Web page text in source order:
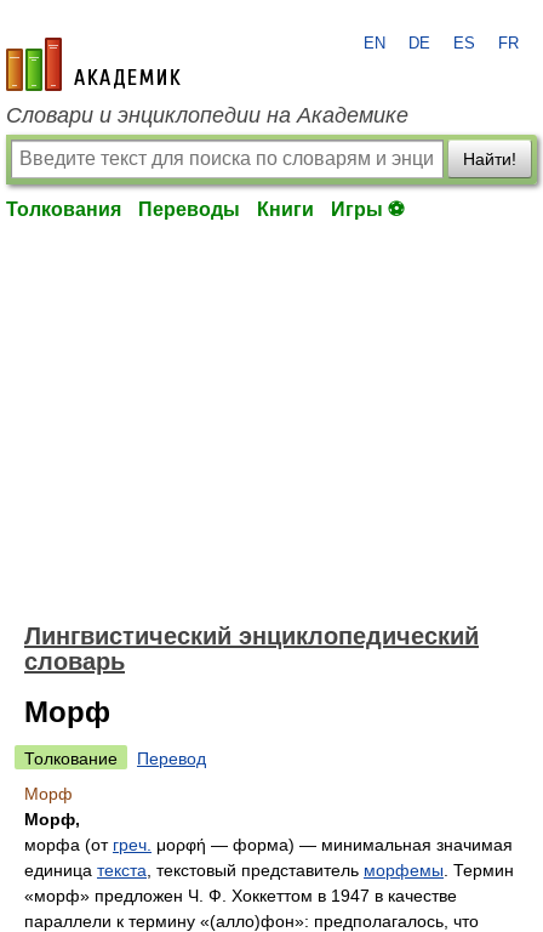
academic.ru
EN DE ES FR
Словари и энциклопедии на Академике
Найти!
Толкования Переводы Книги Игры ⚽
Лингвистический энциклопедический
словарь
Морф
Толкование
Перевод
Морф
Морф,
морфа (от греч. μορφή — форма) — минимальная значимая
единица текста , текстовый представитель морфемы . Термин
«морф» предложен Ч. Ф. Хоккеттом в 1947 в качестве
параллели к термину «(алло)фон»: предполагалось, что